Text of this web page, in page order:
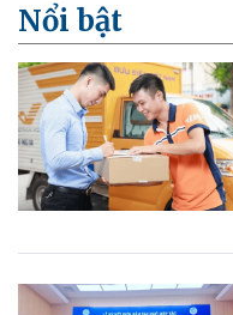
Nổi bật